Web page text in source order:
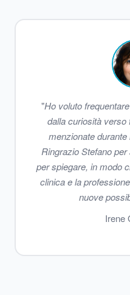
"Ho voluto
dalla curiosità verso
menzionate
Ringrazio Stefano
per spiegare, in modo
clinica e la
nuove
Irene